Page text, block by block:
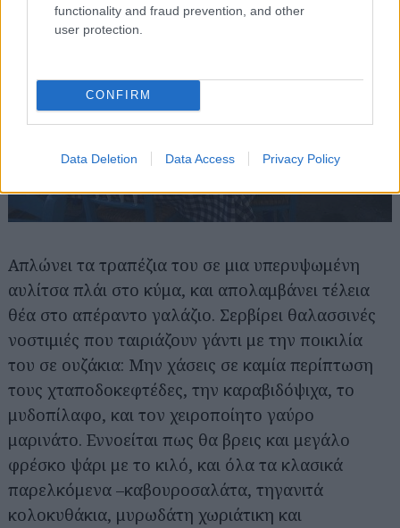
functionality and fraud prevention, and other
user protection.
CONFIRM
Data Deletion Data Access Privacy Policy
Απλώνει τα τραπέζια του σε μια υπερυψωμένη
αυλίτσα πλάι στο κύμα, και απολαμβάνει τέλεια
θέα στο απέραντο γαλάζιο. Σερβίρει θαλασσινές
νοστιμιές που ταιριάζουν γάντι με την ποικιλία
του σε ουζάκια: Μην χάσεις σε καμία περίπτωση
τους χταποδοκεφτέδες, την καραβιδόψιχα, το
μυδοπίλαφο, και τον χειροποίητο γαύρο
μαρινάτο. Εννοείται πως θα βρεις και μεγάλο
φρέσκο ψάρι με το κιλό, και όλα τα κλασικά
παρελκόμενα –καβουροσαλάτα, τηγανιτά
κολοκυθάκια, μυρωδάτη χωριάτικη και